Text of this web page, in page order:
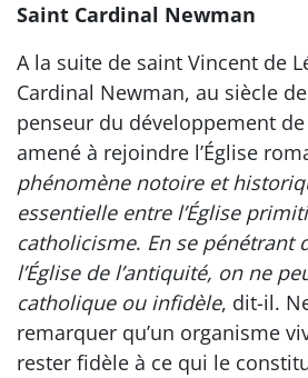
Saint Cardinal Newman
A la suite de saint Vincent de
Cardinal Newman, au siècle
penseur du développement de
amené à rejoindre l’Église
phénomène notoire et
essentielle entre l’Église
catholicisme. En se pénétrant
l’Église de l’antiquité, on ne
catholique ou infidèle, dit-il.
remarquer qu’un organisme
rester fidèle à ce qui le